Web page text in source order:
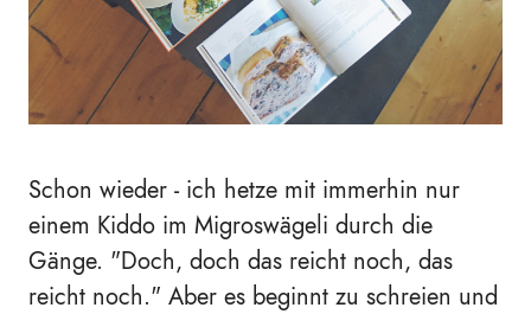
Schon wieder - ich hetze mit immerhin nur
einem Kiddo im Migroswägeli durch die
Gänge. "Doch, doch das reicht noch, das
reicht noch." Aber es beginnt zu schreien und